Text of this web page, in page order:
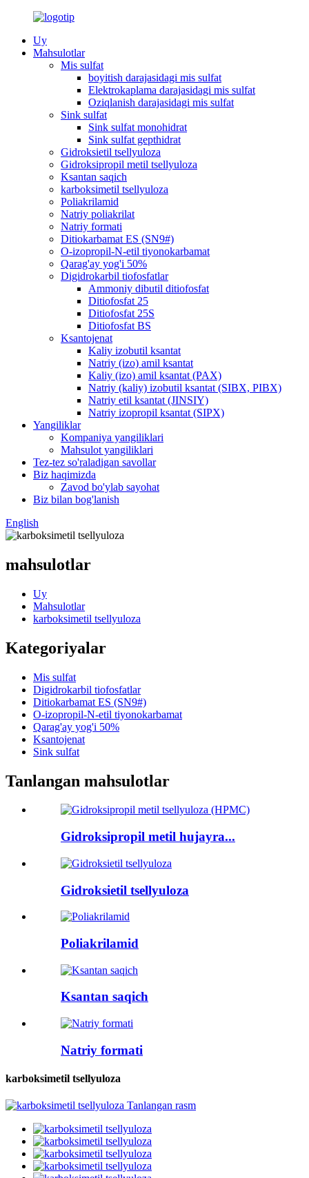
Uy
Mahsulotlar
Mis sulfat
boyitish darajasidagi mis sulfat
Elektrokaplama darajasidagi mis sulfat
Oziqlanish darajasidagi mis sulfat
Sink sulfat
Sink sulfat monohidrat
Sink sulfat gepthidrat
Gidroksietil tsellyuloza
Gidroksipropil metil tsellyuloza
Ksantan saqich
karboksimetil tsellyuloza
Poliakrilamid
Natriy poliakrilat
Natriy formati
Ditiokarbamat ES (SN9#)
O-izopropil-N-etil tiyonokarbamat
Qarag'ay yog'i 50%
Digidrokarbil tiofosfatlar
Ammoniy dibutil ditiofosfat
Ditiofosfat 25
Ditiofosfat 25S
Ditiofosfat BS
Ksantojenat
Kaliy izobutil ksantat
Natriy (izo) amil ksantat
Kaliy (izo) amil ksantat (PAX)
Natriy (kaliy) izobutil ksantat (SIBX, PIBX)
Natriy etil ksantat (JINSIY)
Natriy izopropil ksantat (SIPX)
Yangiliklar
Kompaniya yangiliklari
Mahsulot yangiliklari
Tez-tez so'raladigan savollar
Biz haqimizda
Zavod bo'ylab sayohat
Biz bilan bog'lanish
English
mahsulotlar
Uy
Mahsulotlar
karboksimetil tsellyuloza
Kategoriyalar
Mis sulfat
Digidrokarbil tiofosfatlar
Ditiokarbamat ES (SN9#)
O-izopropil-N-etil tiyonokarbamat
Qarag'ay yog'i 50%
Ksantojenat
Sink sulfat
Tanlangan mahsulotlar
Gidroksipropil metil hujayra...
Gidroksietil tsellyuloza
Poliakrilamid
Ksantan saqich
Natriy formati
karboksimetil tsellyuloza